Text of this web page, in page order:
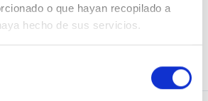
o que hayan recopilado a
hecho de sus servicios.
02 Jun. 2022